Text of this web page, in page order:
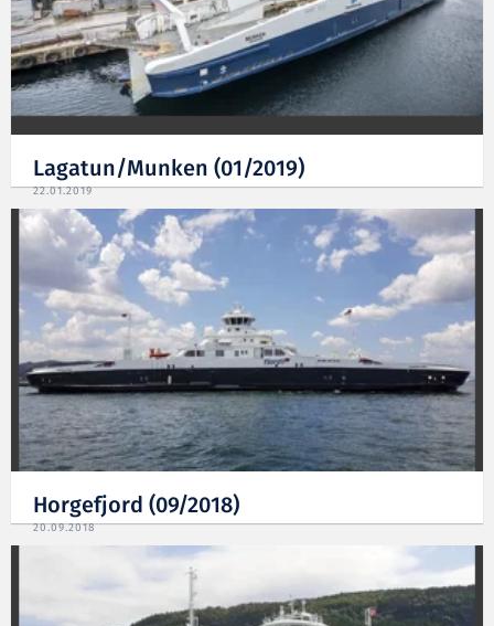
Lagatun/Munken (01/2019)
22.01.2019
Horgefjord (09/2018)
20.09.2018